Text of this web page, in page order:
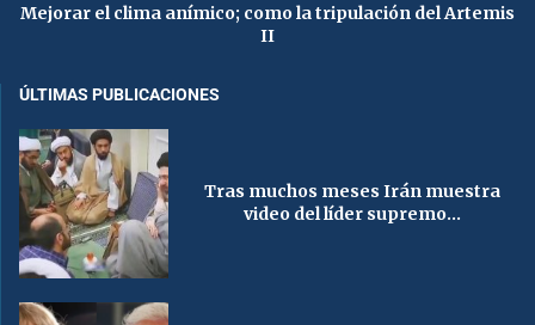
Mejorar el clima anímico; como la tripulación del Artemis
II
ÚLTIMAS PUBLICACIONES
Tras muchos meses Irán muestra
video del líder supremo...